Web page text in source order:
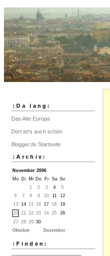
:Da lang:
Das Alte Europa
Dort ist's auch schön
Blogger.de Startseite
:Archiv:
November 2006
Mo Di Mi Do Fr Sa So
1
2 3 4
5
6
7 8 9 10 11
12
13
14 15 16 17 18
19
20
21 22 23 24 25
26
27
28 29 30
Oktober
Dezember
:Finden: